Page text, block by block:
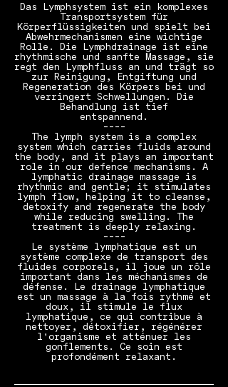
Das Lymphsystem ist ein komplexes
Transportsystem für
Körperflüssigkeiten und spielt bei
Abwehrmechanismen eine wichtige
Rolle. Die Lymphdrainage ist eine
rhythmische und sanfte Massage, sie
regt den Lymphfluss an und trägt so
zur Reinigung, Entgiftung und
Regeneration des Körpers bei und
verringert Schwellungen. Die
Behandlung ist tief
entspannend.
----
The lymph system is a complex
system which carries fluids around
the body, and it plays an important
role in our defence mechanisms. A
lymphatic drainage massage is
rhythmic and gentle; it stimulates
lymph flow, helping it to cleanse,
detoxify and regenerate the body
while reducing swelling. The
treatment is deeply relaxing.
----
Le système lymphatique est un
système complexe de transport des
fluides corporels, il joue un rôle
important dans les méchanismes de
défense. Le drainage lymphatique
est un massage à la fois rythmé et
doux, il stimule le flux
lymphatique, ce qui contribue à
nettoyer, détoxifier, régénérer
l'organisme et atténuer les
gonflements. Ce soin est